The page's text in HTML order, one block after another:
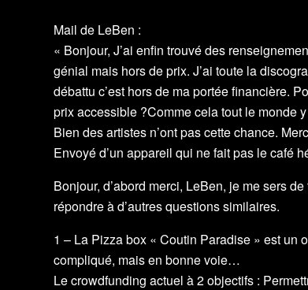
Mail de LeBen :
« Bonjour, J’ai enfin trouvé des
génial mais hors de prix. J’ai toute la
débattu c’est hors de ma portée financière.
prix accessible ?Comme cela tout le monde
Bien des artistes n’ont pas cette chance.
Envoyé d’un appareil qui ne fait pas le café
Bonjour, d’abord merci, LeBen, je me sers
répondre à d’autres questions similaires.
1 – La Pizza box « Coutin Paradise » est un
compliqué, mais en bonne voie…
Le crowdfunding actuel à 2 objectifs :